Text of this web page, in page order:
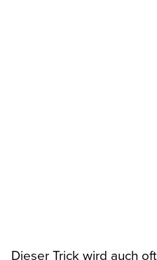
Dieser Trick wird auch